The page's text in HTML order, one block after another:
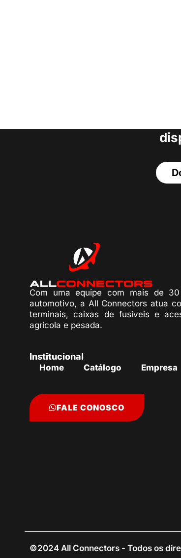
Com uma equipe com mais de
automotivo, a All Connectors atua
terminais, caixas de fusíveis e
agrícola e pesada.
Institucional
Home Catálogo Empresa
FALE CONOSCO
©2024 All Connectors - Todos os